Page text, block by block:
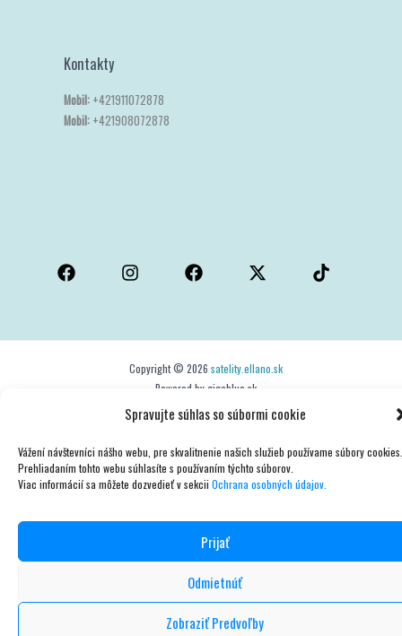
Spravujte súhlas so súbormi cookie
Vážení návštevníci nášho webu, pre skvalitnenie našich služieb používame súbory cookies.
Prehliadaním tohto webu súhlasíte s používaním týchto súborov.
Viac informácií sa môžete dozvedieť v sekcii Ochrana osobných údajov.
Prijať
Odmietnúť
Zobraziť Predvoľby
Kontakty
Mobil: +421911072878
Mobil: +421908072878
Copyright © 2026 satelity.ellano.sk
Powered by gigablue.sk